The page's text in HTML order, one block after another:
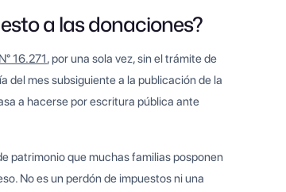
a las donaciones?
16.271, por una sola vez, sin el trámite de
del mes subsiguiente a la publicación de la
a hacerse por escritura pública ante
patrimonio que muchas familias posponen
No es un perdón de impuestos ni una